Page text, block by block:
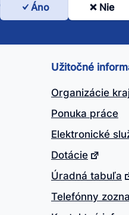
Bol
tento
článok
užitočný?
Áno Nie
Užitočné
Organizácie
Ponuka práce
Elektronické
Dotácie
Úradná tabuľa
Telefónny